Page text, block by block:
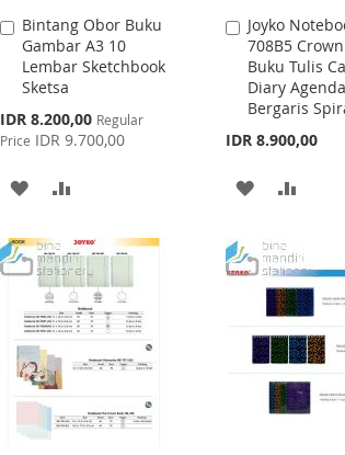
Bintang Obor Buku
Gambar A3 10
Lembar Sketchbook
Sketsa
Special
Price
IDR 8.200,00 Regular
Price IDR 9.700,00
Add
to
Cart
ADD
WISH
LIST
COMPARE
Joyko
708B5
Buku Tulis
Diary Agenda
Bergaris
IDR 8.900,00
Add
to
Cart
ADD
WISH
LIST